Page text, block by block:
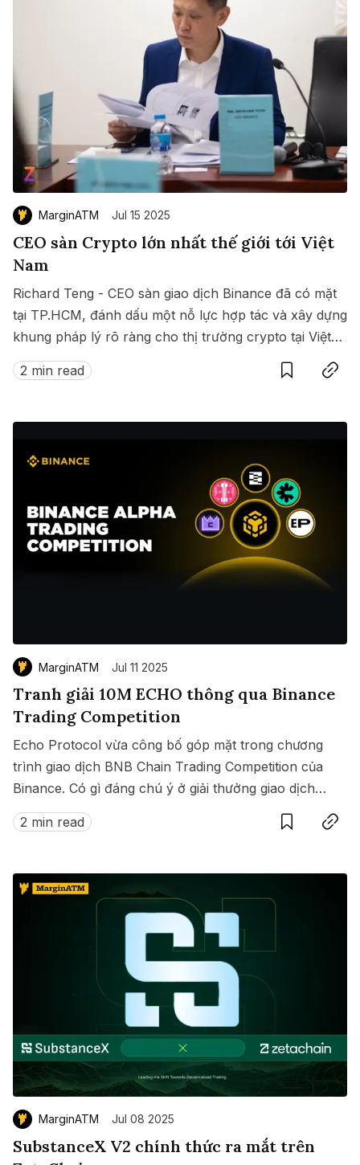
MarginATM Jul 15 2025
CEO sàn Crypto lớn nhất thế giới tới Việt
Nam
Richard Teng - CEO sàn giao dịch Binance đã có mặt
tại TP.HCM, đánh dấu một nỗ lực hợp tác và xây dựng
khung pháp lý rõ ràng cho thị trường crypto tại Việt
Nam.
2 min read
SaveCopy link
MarginATM Jul 11 2025
Tranh giải 10M ECHO thông qua Binance
Trading Competition
Echo Protocol vừa công bố góp mặt trong chương
trình giao dịch BNB Chain Trading Competition của
Binance. Có gì đáng chú ý ở giải thưởng giao dịch
này?
2 min read
SaveCopy link
MarginATM Jul 08 2025
SubstanceX V2 chính thức ra mắt trên